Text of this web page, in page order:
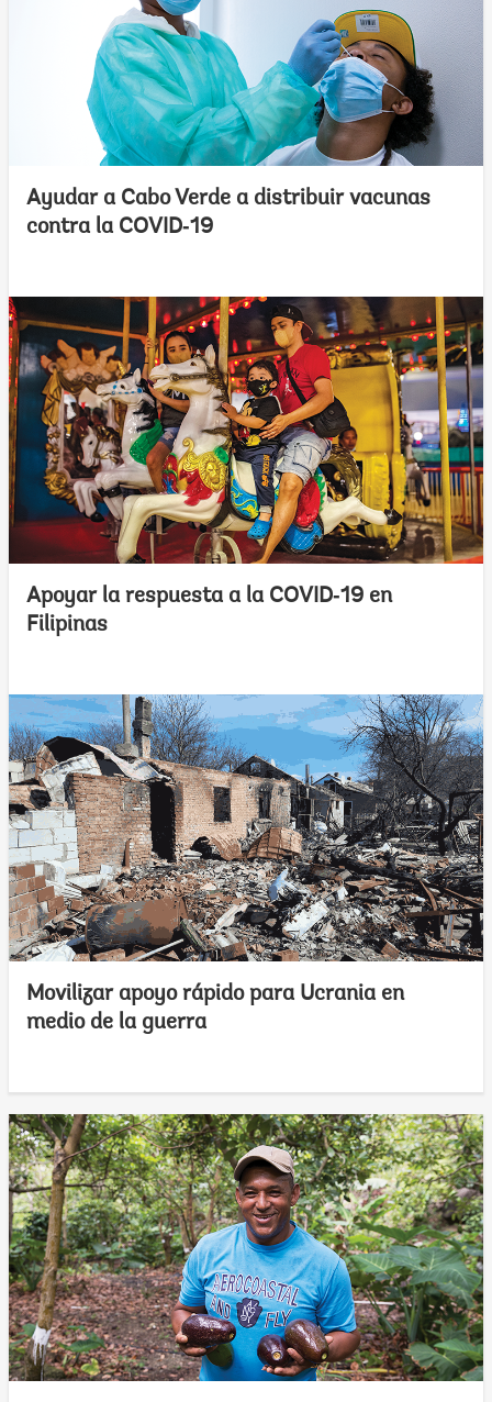
Ayudar a Cabo Verde a distribuir vacunas
contra la COVID‑19
Apoyar la respuesta a la COVID‑19 en
Filipinas
Movilizar apoyo rápido para Ucrania en
medio de la guerra